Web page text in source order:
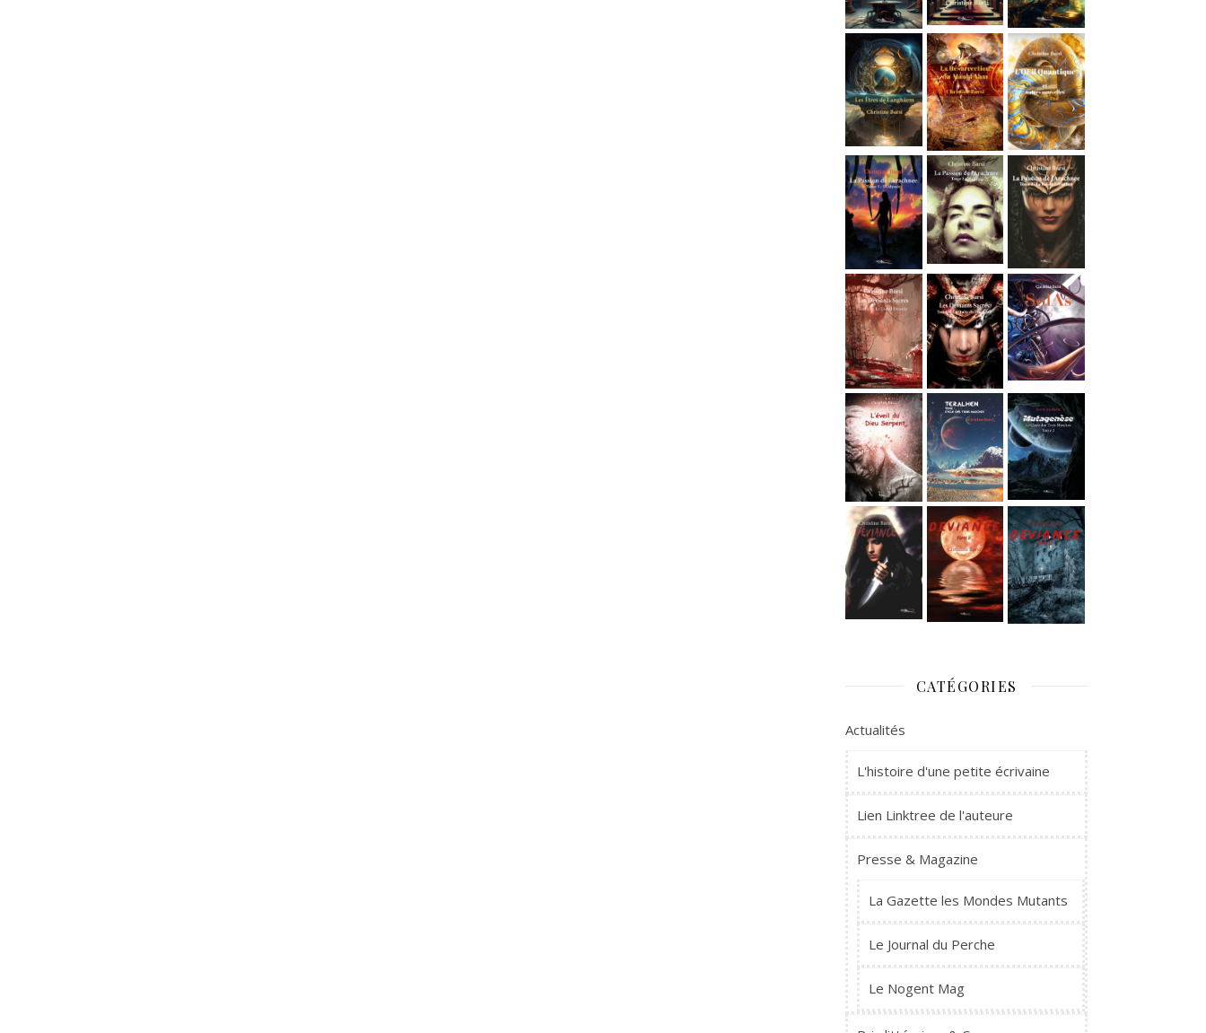
CATÉGORIES
Actualités
L'histoire d'une petite écrivaine
Lien Linktree de l'auteure
Presse & Magazine
La Gazette les Mondes Mutants
Le Journal du Perche
Le Nogent Mag